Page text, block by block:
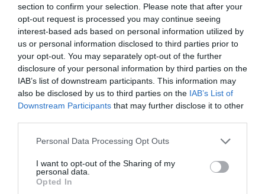
section to confirm your selection. Please note that after your
opt-out request is processed you may continue seeing
interest-based ads based on personal information utilized by
us or personal information disclosed to third parties prior to
your opt-out. You may separately opt-out of the further
disclosure of your personal information by third parties on the
IAB’s list of downstream participants. This information may
also be disclosed by us to third parties on the IAB’s List of
Downstream Participants that may further disclose it to other
Personal Data Processing Opt Outs
I want to opt-out of the Sharing of my
personal data.
Opted In
RELACIONADES
El dèficit de la